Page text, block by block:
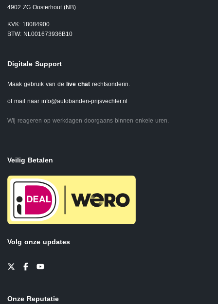
4902 ZG Oosterhout (NB)
KVK: 18084900
BTW: NL001673936B10
Digitale Support
Maak gebruik van de live chat rechtsonderin.
of mail naar info@autobanden-prijsvechter.nl
Wij reageren op werkdagen doorgaans binnen enkele uren.
Veilig Betalen
Volg onze updates
Onze Reputatie